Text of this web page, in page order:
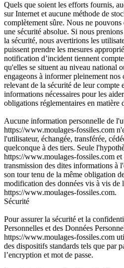
Quels que soient les efforts fournis,
sur Internet et aucune méthode de
complètement sûre. Nous ne pouvons
une sécurité absolue. Si nous
la sécurité, nous avertirions les
puissent prendre les mesures
notification d’incident tiennent
qu'elles se situent au niveau national
engageons à informer pleinement nos
relevant de la sécurité de leur compte
informations nécessaires pour les
obligations réglementaires en matière
Aucune information personnelle de
https://www.moulages-fossiles.com
l'utilisateur, échangée, transférée,
quelconque à des tiers. Seule
https://www.moulages-fossiles.com et
transmission des dites informations à
son tour tenu de la même obligation
modification des données vis à vis de
https://www.moulages-fossiles.com.
Sécurité
Pour assurer la sécurité et la
Personnelles et des Données
https://www.moulages-fossiles.com
des dispositifs standards tels que par
l’encryption et mot de passe.